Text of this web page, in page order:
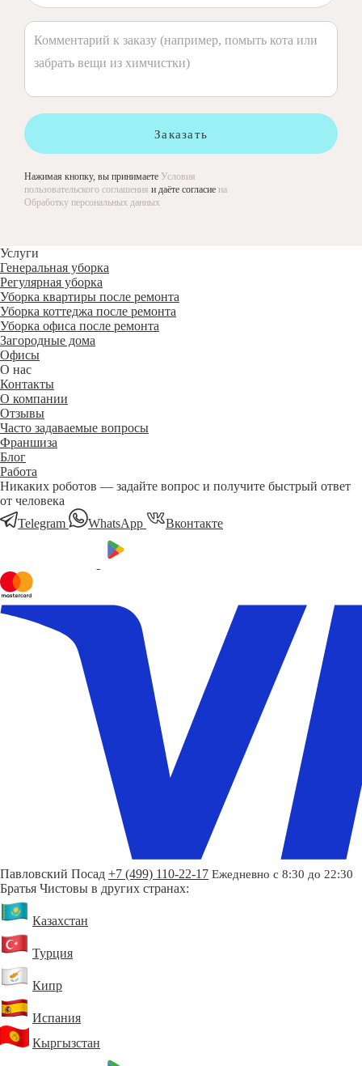
Заказать
Нажимая кнопку, вы принимаете Условия
пользовательского соглашения и даёте согласие на
Обработку персональных данных
Услуги
Генеральная уборка
Регулярная уборка
Уборка квартиры после ремонта
Уборка коттеджа после ремонта
Уборка офиса после ремонта
Загородные дома
Офисы
О нас
Контакты
О компании
Отзывы
Часто задаваемые вопросы
Франшиза
Блог
Работа
Никаких роботов — задайте вопрос и получите быстрый ответ
от человека
Telegram
WhatsApp Вконтакте
Павловский Посад +7 (499) 110-22-17 Ежедневно с 8:30 до 22:30
Братья Чистовы в других странах:
Казахстан
Турция
Кипр
Испания
Кыргызстан